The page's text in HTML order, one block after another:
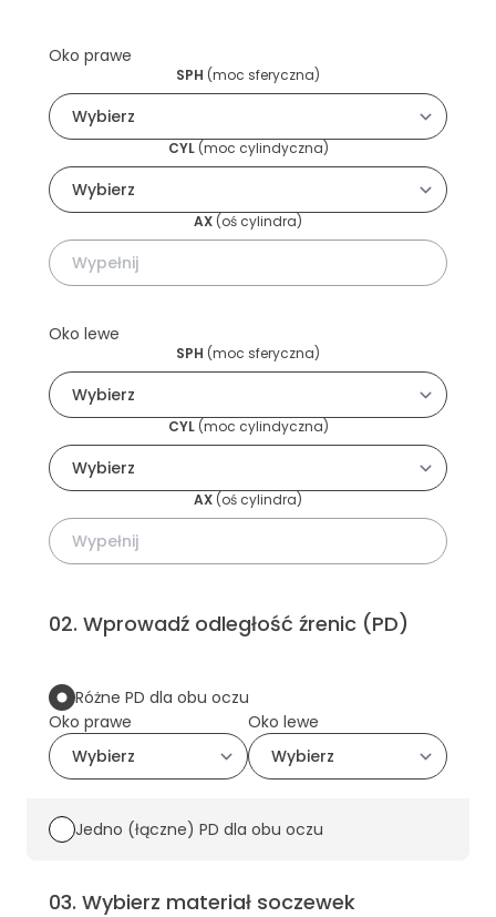
Oko prawe
SPH (moc sferyczna)
CYL(moc cylindyczna)
AX (oś cylindra)
Oko lewe
SPH (moc sferyczna)
CYL(moc cylindyczna)
AX (oś cylindra)
02. Wprowadź odległość źrenic (PD)
Różne PD dla obu oczu
Oko prawe
Oko lewe
Jedno (łączne) PD dla obu oczu
03. Wybierz materiał soczewek